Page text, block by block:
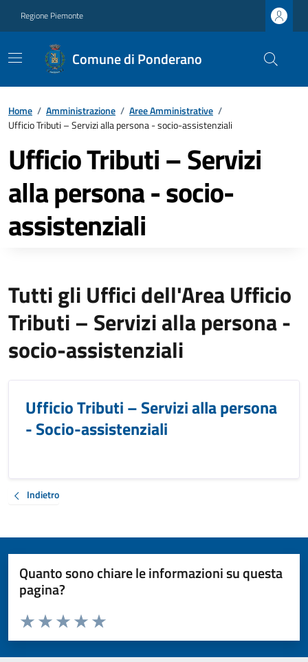
Regione Piemonte
Comune di Ponderano
Home / Amministrazione / Aree Amministrative /
Ufficio Tributi – Servizi alla persona - socio-assistenziali
Ufficio Tributi – Servizi
alla persona - socio-
assistenziali
Tutti gli Uffici dell'Area Ufficio
Tributi – Servizi alla persona -
socio-assistenziali
Ufficio Tributi – Servizi alla persona
- Socio-assistenziali
Indietro
Quanto sono chiare le informazioni su questa
pagina?
Valuta da 1 a 5 stelle la pagina
Valuta 5 stelle su 5
Valuta 4 stelle su 5
Valuta 3 stelle su 5
Valuta 2 stelle su 5
Valuta 1 stelle su 5